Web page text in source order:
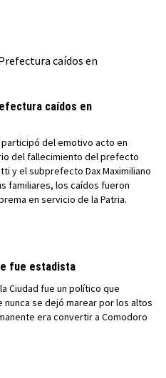
caídos en
del emotivo acto en
del fallecimiento del prefecto
y el subprefecto Dax Maximiliano
familiares, los caídos fueron
en servicio de la Patria.
fue estadista
Ciudad fue un político que
se dejó marear por los altos
era convertir a Comodoro